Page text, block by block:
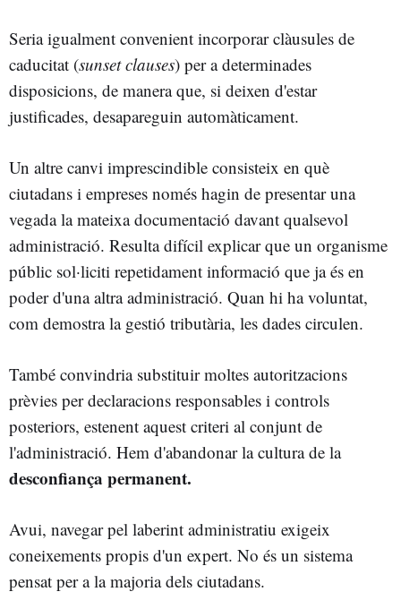
Seria igualment convenient incorporar clàusules de
caducitat (sunset clauses) per a determinades
disposicions, de manera que, si deixen d'estar
justificades, desapareguin automàticament.
Un altre canvi imprescindible consisteix en què
ciutadans i empreses només hagin de presentar una
vegada la mateixa documentació davant qualsevol
administració. Resulta difícil explicar que un organisme
públic sol·liciti repetidament informació que ja és en
poder d'una altra administració. Quan hi ha voluntat,
com demostra la gestió tributària, les dades circulen.
També convindria substituir moltes autoritzacions
prèvies per declaracions responsables i controls
posteriors, estenent aquest criteri al conjunt de
l'administració. Hem d'abandonar la cultura de la
desconfiança permanent.
Avui, navegar pel laberint administratiu exigeix
coneixements propis d'un expert. No és un sistema
pensat per a la majoria dels ciutadans.